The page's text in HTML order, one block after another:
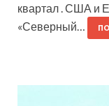
квартал . США и
«Северный…